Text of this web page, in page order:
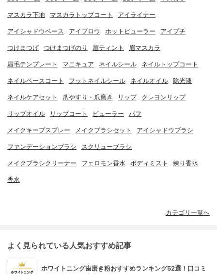
マスカラ下地 マスカラトップコート アイライナー
アイシャドウベース アイブロウ ホットビューラー アイプチ
つけまつげ つけまつげのり 眉ティント 眉マスカラ
眉毛テンプレート マニキュア ネイルシール ネイルトップコート
ネイルベースコート フットネイルシール ネイルオイル 除光液
ネイルケアセット 爪やすり・爪磨き リップ クレヨンリップ
リップオイル リップコート ビューラー パフ
メイクキープスプレー メイクブラシセット アイシャドウブラシ
ファンデーションブラシ スクリューブラシ
メイクブラシクリーナー フェロモン香水 ボディミスト 練り香水
香水
カテゴリ一覧へ
よく見られている人気おすすめ記事
ホワイトニング歯磨き粉おすすめランキング52選！口コミ